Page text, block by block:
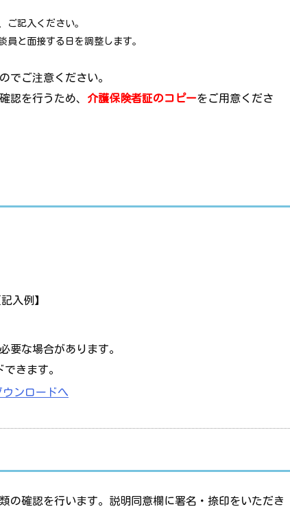
ご記入ください。
員と面接する日を調整します。
でご注意ください。
認を行うため、 介護保険者証のコピーをご用意くださ
入例】
要な場合があります。
きます。
ウンロードへ
の確認を行います。説明同意欄に署名・捺印をいただき